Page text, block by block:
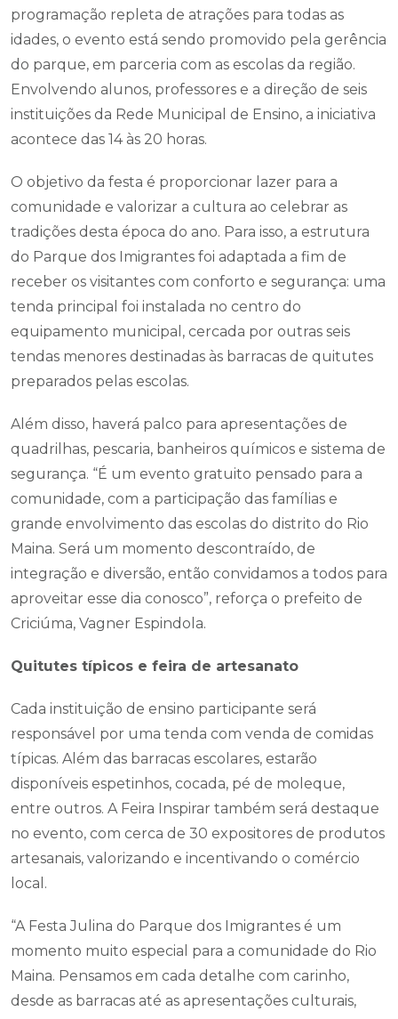
programação repleta de atrações para todas as
idades, o evento está sendo promovido pela gerência
do parque, em parceria com as escolas da região.
Envolvendo alunos, professores e a direção de seis
instituições da Rede Municipal de Ensino, a iniciativa
acontece das 14 às 20 horas.
O objetivo da festa é proporcionar lazer para a
comunidade e valorizar a cultura ao celebrar as
tradições desta época do ano. Para isso, a estrutura
do Parque dos Imigrantes foi adaptada a fim de
receber os visitantes com conforto e segurança: uma
tenda principal foi instalada no centro do
equipamento municipal, cercada por outras seis
tendas menores destinadas às barracas de quitutes
preparados pelas escolas.
Além disso, haverá palco para apresentações de
quadrilhas, pescaria, banheiros químicos e sistema de
segurança. “É um evento gratuito pensado para a
comunidade, com a participação das famílias e
grande envolvimento das escolas do distrito do Rio
Maina. Será um momento descontraído, de
integração e diversão, então convidamos a todos para
aproveitar esse dia conosco”, reforça o prefeito de
Criciúma, Vagner Espindola.
Quitutes típicos e feira de artesanato
Cada instituição de ensino participante será
responsável por uma tenda com venda de comidas
típicas. Além das barracas escolares, estarão
disponíveis espetinhos, cocada, pé de moleque,
entre outros. A Feira Inspirar também será destaque
no evento, com cerca de 30 expositores de produtos
artesanais, valorizando e incentivando o comércio
local.
“A Festa Julina do Parque dos Imigrantes é um
momento muito especial para a comunidade do Rio
Maina. Pensamos em cada detalhe com carinho,
desde as barracas até as apresentações culturais,